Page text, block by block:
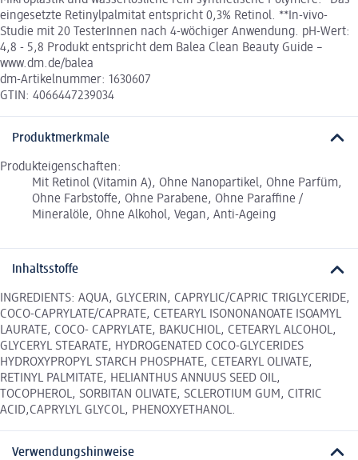
eingesetzte Retinylpalmitat entspricht 0,3% Retinol. **In-vivo-
Studie mit 20 TesterInnen nach 4-wöchiger Anwendung. pH-Wert:
4,8 - 5,8 Produkt entspricht dem Balea Clean Beauty Guide –
www.dm.de/balea
dm-Artikelnummer: 1630607
GTIN: 4066447239034
Produktmerkmale
Produkteigenschaften:
Mit Retinol (Vitamin A), Ohne Nanopartikel, Ohne Parfüm,
Ohne Farbstoffe, Ohne Parabene, Ohne Paraffine /
Mineralöle, Ohne Alkohol, Vegan, Anti-Ageing
Inhaltsstoffe
INGREDIENTS: AQUA, GLYCERIN, CAPRYLIC/CAPRIC TRIGLYCERIDE,
COCO-CAPRYLATE/CAPRATE, CETEARYL ISONONANOATE ISOAMYL
LAURATE, COCO- CAPRYLATE, BAKUCHIOL, CETEARYL ALCOHOL,
GLYCERYL STEARATE, HYDROGENATED COCO-GLYCERIDES
HYDROXYPROPYL STARCH PHOSPHATE, CETEARYL OLIVATE,
RETINYL PALMITATE, HELIANTHUS ANNUUS SEED OIL,
TOCOPHEROL, SORBITAN OLIVATE, SCLEROTIUM GUM, CITRIC
ACID,CAPRYLYL GLYCOL, PHENOXYETHANOL.
Verwendungshinweise